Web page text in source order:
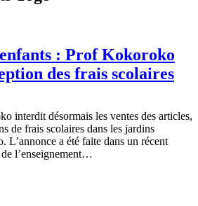
: Prof Kokoroko
des frais scolaires
interdit désormais les ventes des articles,
de frais scolaires dans les jardins
L’annonce a été faite dans un récent
l’enseignement…